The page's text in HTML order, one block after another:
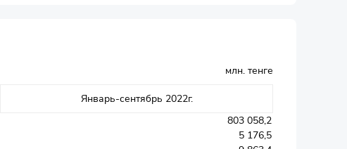
млн. тенге
Январь-сентябрь 2022г.
803 058,2
5 176,5